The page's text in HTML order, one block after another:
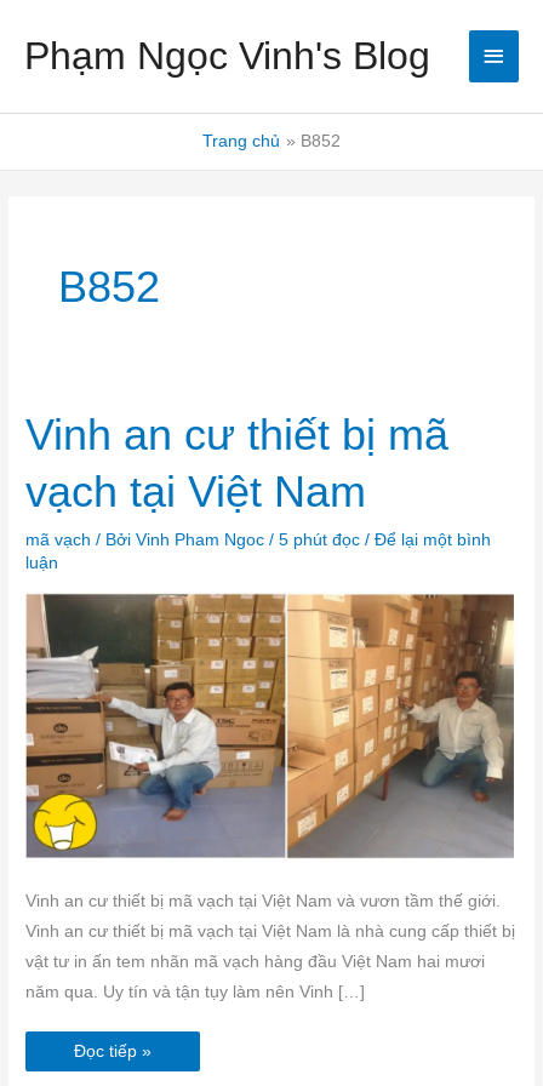
Phạm Ngọc Vinh's Blog
chính
Trang chủ B852
B852
Vinh an cư thiết bị mã
vạch tại Việt Nam
mã vạch / BởiVinh Pham Ngoc/5 phút đọc /Để lại một bình
luận
Vinh an cư thiết bị mã vạch tại Việt Nam và vươn tầm thế giới.
Vinh an cư thiết bị mã vạch tại Việt Nam là nhà cung cấp thiết bị
vật tư in ấn tem nhãn mã vạch hàng đầu Việt Nam hai mươi
năm qua. Uy tín và tận tụy làm nên Vinh […]
an
mã
vạch
Việt
Đọc tiếp »